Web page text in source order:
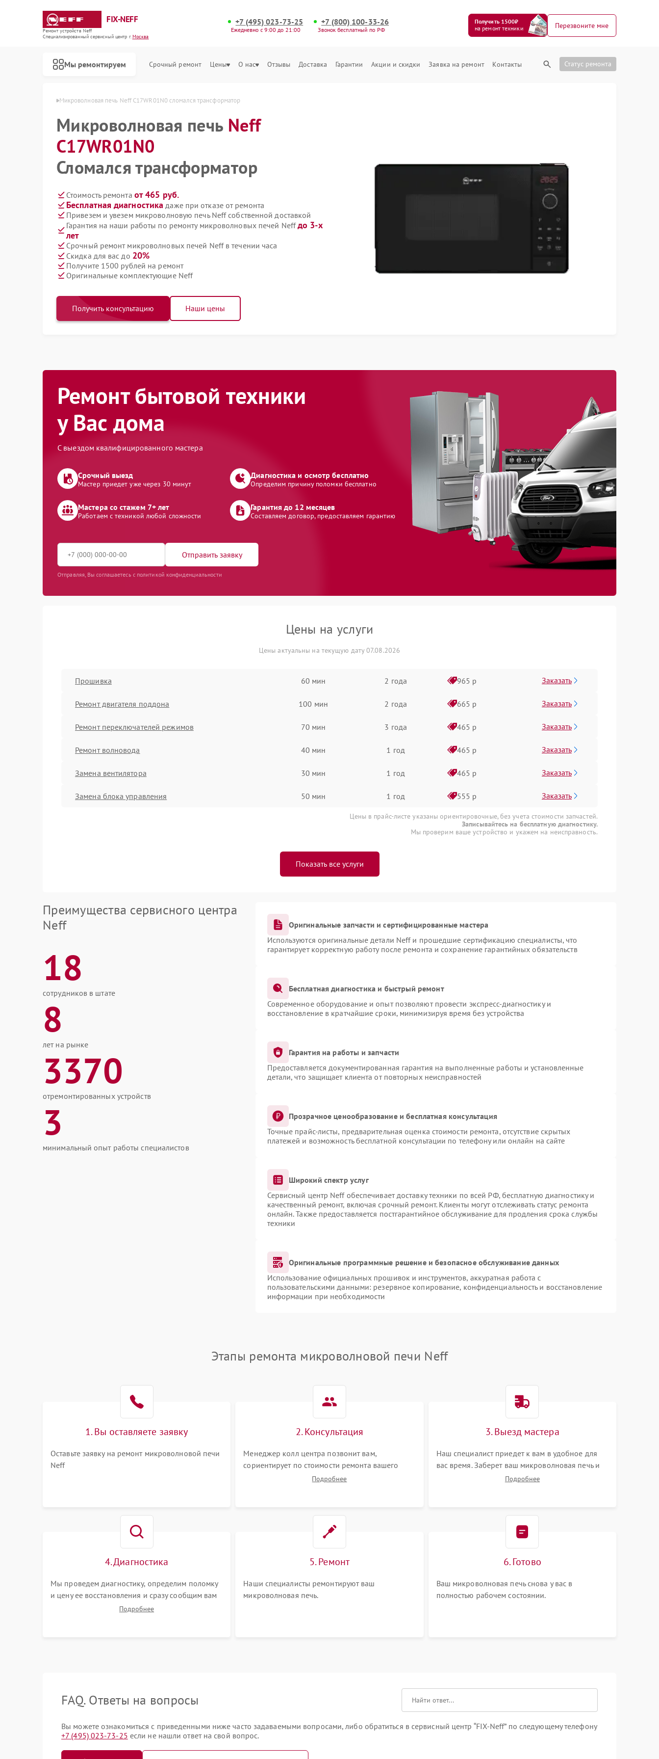
FIX-NEFF
Ремонт устройств Neff
Специализированный cервисный центр г.Москва
+7 (495) 023-73-25
Ежедневно с 9:00 до 21:00
+7 (800) 100-33-26
Звонок бесплатный по РФ
Получить 1500₽
на ремонт техники
Перезвоните мне
Мы ремонтируем Срочный ремонт Цены О нас Отзывы Доставка Гарантии Акции и скидки Заявка на ремонт Контакты Статус ремонта
Микроволновая печь Neff C17WR01N0 сломался трансформатор
Микроволновая печь Neff
C17WR01N0
Сломался трансформатор
Стоимость ремонта от 465 руб.
Бесплатная диагностика даже при отказе от ремонта
Привезем и увезем микроволновую печь Neff собственной доставкой
Гарантия на наши работы по ремонту микроволновых печей Neffдо 3-х
лет
Срочный ремонт микроволновых печей Neff в течении часа
Скидка для вас до 20%
Получите 1500 рублей на ремонт
Оригинальные комплектующие Neff
Получить консультацию Наши цены
Ремонт бытовой техники
у Вас дома
С выездом квалифицированного мастера
Срочный выезд
Мастер приедет уже через 30 минут
Диагностика и осмотр бесплатно
Определим причину поломки бесплатно
Мастера со стажем 7+ лет
Работаем с техникой любой сложности
Гарантия до 12 месяцев
Составляем договор, предоставляем гарантию
Отправить заявку
Отправляя, Вы соглашаетесь с политикой конфиденциальности
Цены на услуги
Цены актуальны на текущую дату 07.08.2026
Прошивка 60 мин 2 года 965 р Заказать
Ремонт двигателя поддона 100 мин 2 года 665 р Заказать
Ремонт переключателей режимов 70 мин 3 года 465 р Заказать
Ремонт волновода 40 мин 1 год 465 р Заказать
Замена вентилятора 30 мин 1 год 465 р Заказать
Замена блока управления 50 мин 1 год 555 р Заказать
Цены в прайс-листе указаны ориентировочные, без учета стоимости запчастей.
Записывайтесь на бесплатную диагностику.
Мы проверим ваше устройство и укажем на неисправность.
Показать все услуги
Преимущества сервисного центра
Neff
18
сотрудников в штате
8
лет на рынке
3370
отремонтированных устройств
3
минимальный опыт работы специалистов
Оригинальные запчасти и сертифицированные мастера
Используются оригинальные детали Neff и прошедшие сертификацию специалисты, что
гарантирует корректную работу после ремонта и сохранение гарантийных обязательств
Бесплатная диагностика и быстрый ремонт
Современное оборудование и опыт позволяют провести экспресс-диагностику и
восстановление в кратчайшие сроки, минимизируя время без устройства
Гарантия на работы и запчасти
Предоставляется документированная гарантия на выполненные работы и установленные
детали, что защищает клиента от повторных неисправностей
Прозрачное ценообразование и бесплатная консультация
Точные прайс-листы, предварительная оценка стоимости ремонта, отсутствие скрытых
платежей и возможность бесплатной консультации по телефону или онлайн на сайте
Широкий спектр услуг
Сервисный центр Neff обеспечивает доставку техники по всей РФ, бесплатную диагностику и
качественный ремонт, включая срочный ремонт. Клиенты могут отслеживать статус ремонта
онлайн. Также предоставляется постгарантийное обслуживание для продления срока службы
техники
Оригинальные программные решение и безопасное обслуживание данных
Использование официальных прошивок и инструментов, аккуратная работа с
пользовательскими данными: резервное копирование, конфиденциальность и восстановление
информации при необходимости
Этапы ремонта микроволновой печи Neff
1. Вы оставляете заявку
Оставьте заявку на ремонт микроволновой печи
Neff
2. Консультация
Менеджер колл центра позвонит вам,
сориентирует по стоимости ремонта вашего
микроволновой печи а также ответит на все
Подробнее
3. Выезд мастера
Наш специалист приедет к вам в удобное для
вас время. Заберет ваш микроволновая печь и
привезет на склад для диагностики.
Подробнее
4. Диагностика
Мы проведем диагностику, определим поломку
и цену ее восстановления и сразу сообщим вам
о сроках ее ремонта.Подробнее
5. Ремонт
Наши специалисты ремонтируют ваш
микроволновая печь.
6. Готово
Ваш микроволновая печь снова у вас в
полностью рабочем состоянии.
FAQ. Ответы на вопросы
Вы можете ознакомиться с приведенными ниже часто задаваемыми вопросами, либо обратиться в сервисный центр “FIX-Neff” по следующему телефону
+7 (495) 023-73-25 если не нашли ответ на свой вопрос.